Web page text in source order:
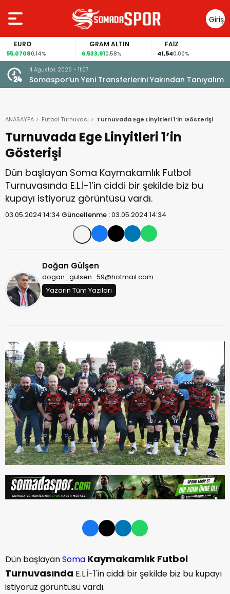
Giriş
Yap
0,14%
GRAM ALTIN
6.533,910,58%
FAİZ
41,54 0,00%
4 Ağustos 2026 - 11:07
Somaspor’un Yeni Transferlerini Yakından Tanıyalım
ANASAYFA Futbol Turnuvası Turnuvada Ege Linyitleri 1’in Gösterişi
Turnuvada Ege Linyitleri 1’in
Gösterişi
Dün başlayan Soma Kaymakamlık Futbol
Turnuvasında E.L.İ-1’in ciddi bir şekilde biz bu
kupayı istiyoruz görüntüsü vardı.
03.05.2024 14:34 Güncellenme :03.05.2024 14:34
Doğan Gülşen
dogan_gulsen_59@hotmail.com
Yazarın Tüm Yazıları
Dün başlayanSoma Kaymakamlık Futbol
Turnuvasında E.L.İ-1'in ciddi bir şekilde biz bu kupayı
istiyoruz görüntüsü vardı.